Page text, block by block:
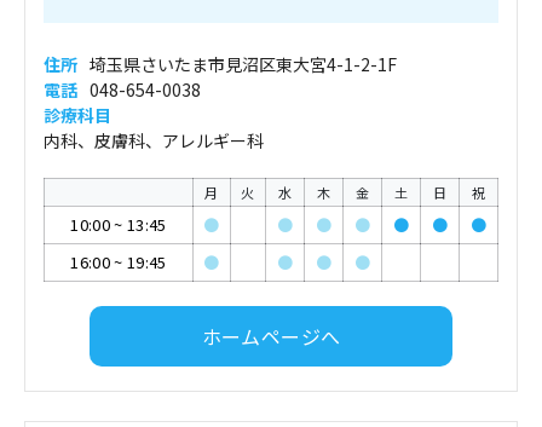
住所 埼玉県さいたま市見沼区東大宮4-1-2-1F
電話 048-654-0038
診療科目
内科、皮膚科、アレルギー科
月 火 水 木 金 土 日 祝
10:00~ 13:45 ● ● ● ● ● ●
●
16:00~ 19:45 ● ● ● ●
ホームページへ